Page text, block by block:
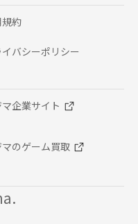
約
バシーポリシー
マ企業サイト
マのゲーム買取